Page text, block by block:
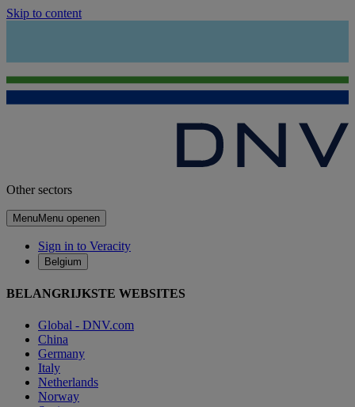
Skip to content
Other sectors
MenuMenu openen
Sign in to Veracity
Belgium
BELANGRIJKSTE WEBSITES
Global - DNV.com
China
Germany
Italy
Netherlands
Norway